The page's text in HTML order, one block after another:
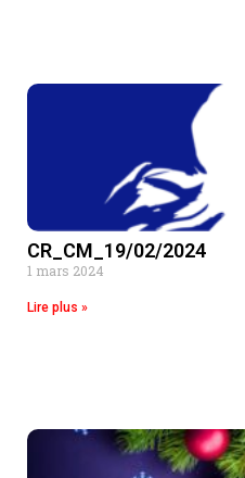
CR_CM_19/02/2024
1 mars 2024
Lire plus »